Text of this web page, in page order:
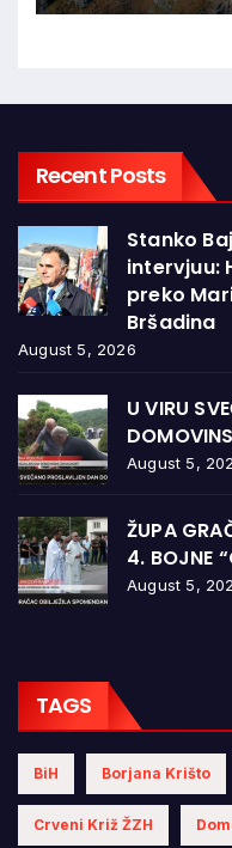
Recent Posts
Stanko
intervjuu:
preko
Bršadina
August 5, 2026
U VIRU
August 5,
ŽUPA
4. BOJNE
August 5,
TAGS
BiH Borjana Krišto
Crveni Križ ŽZH